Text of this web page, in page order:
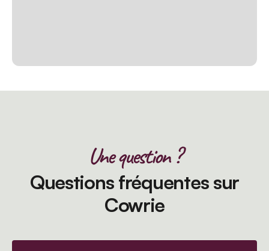
Une question ?
Questions fréquentes sur
Cowrie